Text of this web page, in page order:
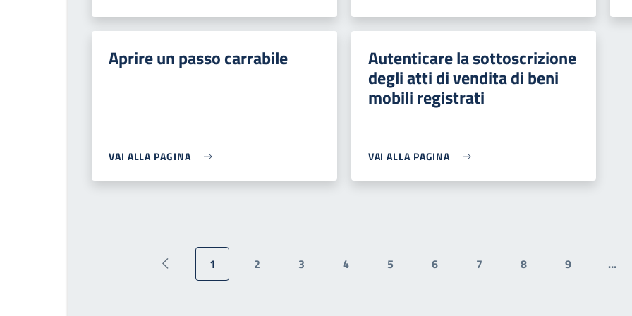
Aprire un passo carrabile
VAI ALLA PAGINA
Autenticare la sottoscrizione
degli atti di vendita di beni
mobili registrati
VAI ALLA PAGINA
Pagina precedente
Pagina attuale
1
Pagina
2
Pagina
3
Pagina
4
Pagina
5
Pagina
6
Pagina
7
Pagina
8
Pagina
9 …